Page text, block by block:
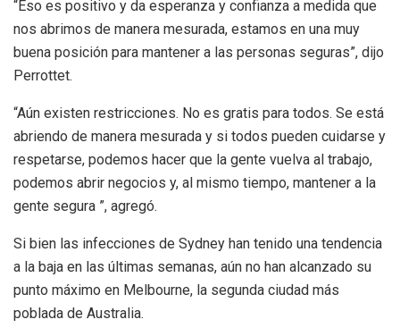
“Eso es positivo y da esperanza y confianza a medida que
nos abrimos de manera mesurada, estamos en una muy
buena posición para mantener a las personas seguras”, dijo
Perrottet.
“Aún existen restricciones. No es gratis para todos. Se está
abriendo de manera mesurada y si todos pueden cuidarse y
respetarse, podemos hacer que la gente vuelva al trabajo,
podemos abrir negocios y, al mismo tiempo, mantener a la
gente segura ”, agregó.
Si bien las infecciones de Sydney han tenido una tendencia
a la baja en las últimas semanas, aún no han alcanzado su
punto máximo en Melbourne, la segunda ciudad más
poblada de Australia.